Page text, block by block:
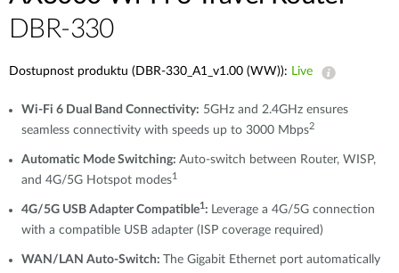
DBR-330
Dostupnost produktu (DBR-330_A1_v1.00 (WW)): Live
Wi-Fi 6 Dual Band Connectivity: 5GHz and 2.4GHz ensures
seamless connectivity with speeds up to 3000 Mbps2
Automatic Mode Switching: Auto-switch between Router, WISP,
and 4G/5G Hotspot modes1
4G/5G USB Adapter Compatible1 : Leverage a 4G/5G connection
with a compatible USB adapter (ISP coverage required)
WAN/LAN Auto-Switch:
The Gigabit Ethernet port automatically